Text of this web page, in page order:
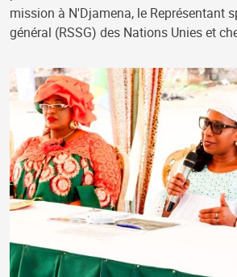
mission à N'Djamena, le Représentant
général (RSSG) des Nations Unies et